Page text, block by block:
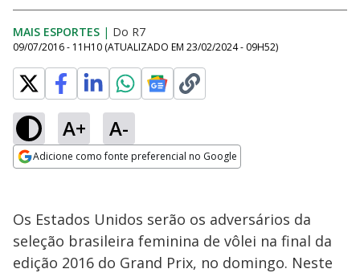
MAIS ESPORTES | Do R7
09/07/2016 - 11H10 (ATUALIZADO EM 23/02/2024 - 09H52)
A+ A-
Adicione como fonte preferencial no Google
Os Estados Unidos serão os adversários da
seleção brasileira feminina de vôlei na final da
edição 2016 do Grand Prix, no domingo. Neste